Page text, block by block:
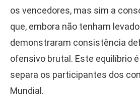
os vencedores, mas sim a
que, embora não tenham
demonstraram consistência
ofensivo brutal. Este equilíbrio
separa os participantes dos
Mundial.